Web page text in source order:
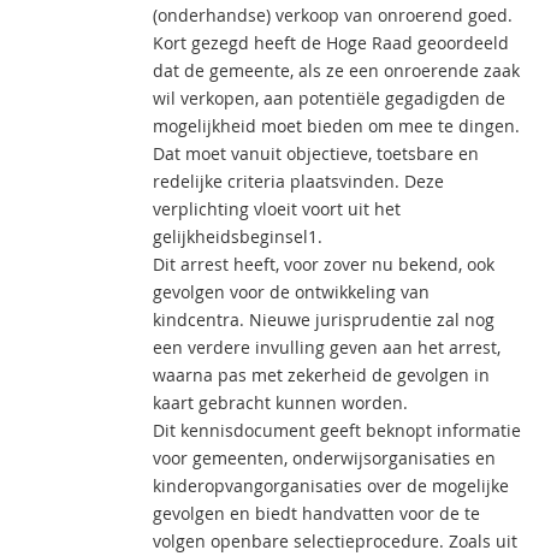
(onderhandse) verkoop van onroerend goed.
Kort gezegd heeft de Hoge Raad geoordeeld
dat de gemeente, als ze een onroerende zaak
wil verkopen, aan potentiële gegadigden de
mogelijkheid moet bieden om mee te dingen.
Dat moet vanuit objectieve, toetsbare en
redelijke criteria plaatsvinden. Deze
verplichting vloeit voort uit het
gelijkheidsbeginsel1.
Dit arrest heeft, voor zover nu bekend, ook
gevolgen voor de ontwikkeling van
kindcentra. Nieuwe jurisprudentie zal nog
een verdere invulling geven aan het arrest,
waarna pas met zekerheid de gevolgen in
kaart gebracht kunnen worden.
Dit kennisdocument geeft beknopt informatie
voor gemeenten, onderwijsorganisaties en
kinderopvangorganisaties over de mogelijke
gevolgen en biedt handvatten voor de te
volgen openbare selectieprocedure. Zoals uit